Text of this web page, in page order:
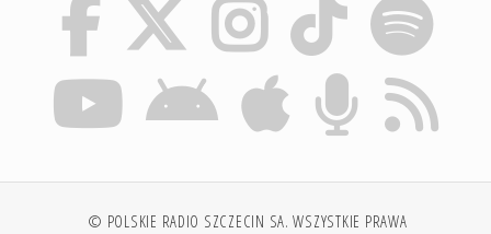
© POLSKIE RADIO SZCZECIN SA. WSZYSTKIE PRAWA